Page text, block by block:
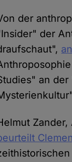
der
der
an